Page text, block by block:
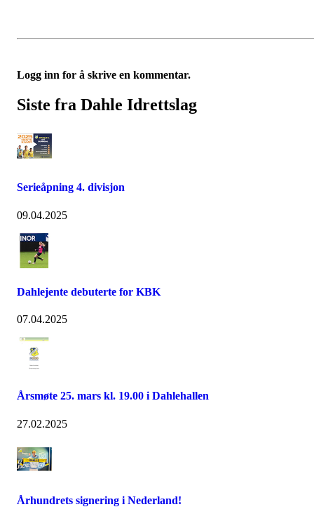
Logg inn for å skrive en kommentar.
Siste fra Dahle Idrettslag
Serieåpning 4. divisjon
09.04.2025
Dahlejente debuterte for KBK
07.04.2025
Årsmøte 25. mars kl. 19.00 i Dahlehallen
27.02.2025
Århundrets signering i Nederland!